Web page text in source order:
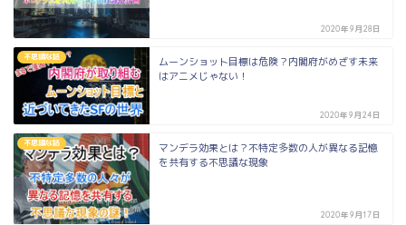
2020年9月28日
不思議な話
ムーンショット目標は危険？内閣府がめざす未来
はアニメじゃない！
2020年9月24日
不思議な話
マンデラ効果とは？不特定多数の人が異なる記憶
を共有する不思議な現象
2020年9月17日